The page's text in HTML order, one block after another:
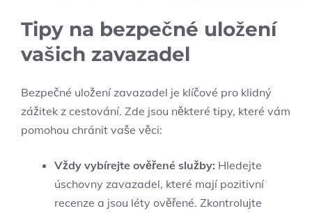
Tipy na bezpečné uložení
vašich zavazadel
Bezpečné uložení zavazadel je klíčové pro klidný
zážitek z cestování. Zde jsou některé tipy, které vám
pomohou chránit vaše věci:
Vždy vybírejte ověřené služby: Hledejte
úschovny zavazadel, které mají pozitivní
recenze a jsou léty ověřené. Zkontrolujte